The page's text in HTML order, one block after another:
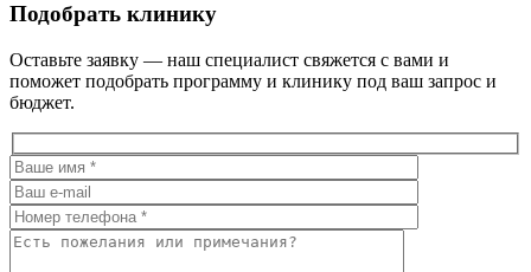
Подобрать клинику
Оставьте заявку — наш специалист свяжется с вами и
поможет подобрать программу и клинику под ваш запрос и
бюджет.